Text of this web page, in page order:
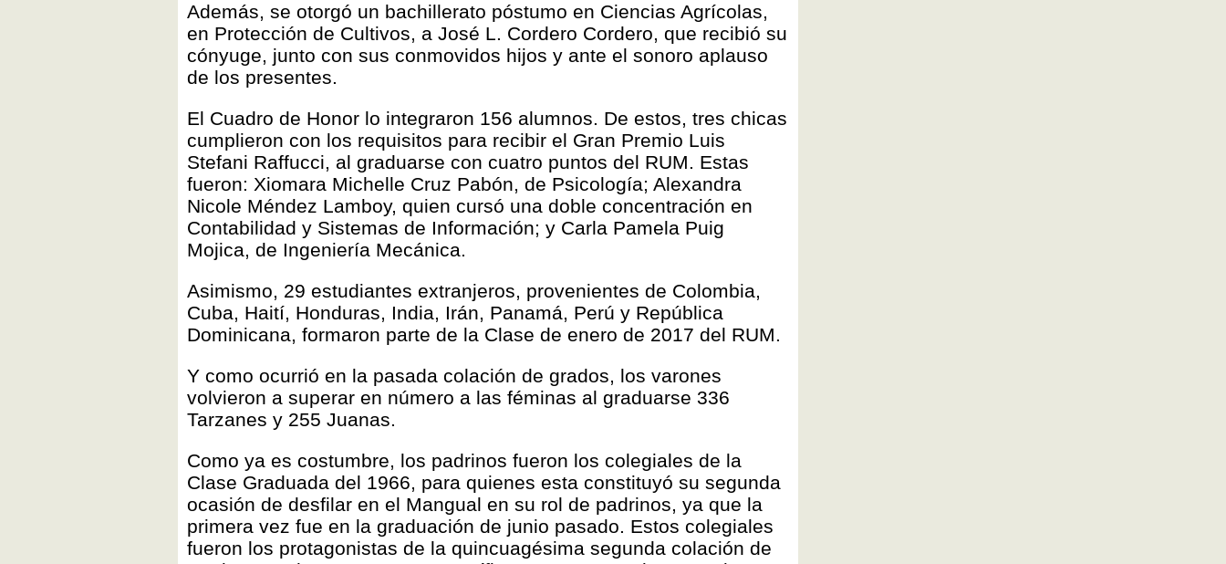
Además, se otorgó un bachillerato póstumo en Ciencias Agrícolas,
en Protección de Cultivos, a José L. Cordero Cordero, que recibió su
cónyuge, junto con sus conmovidos hijos y ante el sonoro aplauso
de los presentes.
El Cuadro de Honor lo integraron 156 alumnos. De estos, tres chicas
cumplieron con los requisitos para recibir el Gran Premio Luis
Stefani Raffucci, al graduarse con cuatro puntos del RUM. Estas
fueron: Xiomara Michelle Cruz Pabón, de Psicología; Alexandra
Nicole Méndez Lamboy, quien cursó una doble concentración en
Contabilidad y Sistemas de Información; y Carla Pamela Puig
Mojica, de Ingeniería Mecánica.
Asimismo, 29 estudiantes extranjeros, provenientes de Colombia,
Cuba, Haití, Honduras, India, Irán, Panamá, Perú y República
Dominicana, formaron parte de la Clase de enero de 2017 del RUM.
Y como ocurrió en la pasada colación de grados, los varones
volvieron a superar en número a las féminas al graduarse 336
Tarzanes y 255 Juanas.
Como ya es costumbre, los padrinos fueron los colegiales de la
Clase Graduada del 1966, para quienes esta constituyó su segunda
ocasión de desfilar en el Mangual en su rol de padrinos, ya que la
primera vez fue en la graduación de junio pasado. Estos colegiales
fueron los protagonistas de la quincuagésima segunda colación de